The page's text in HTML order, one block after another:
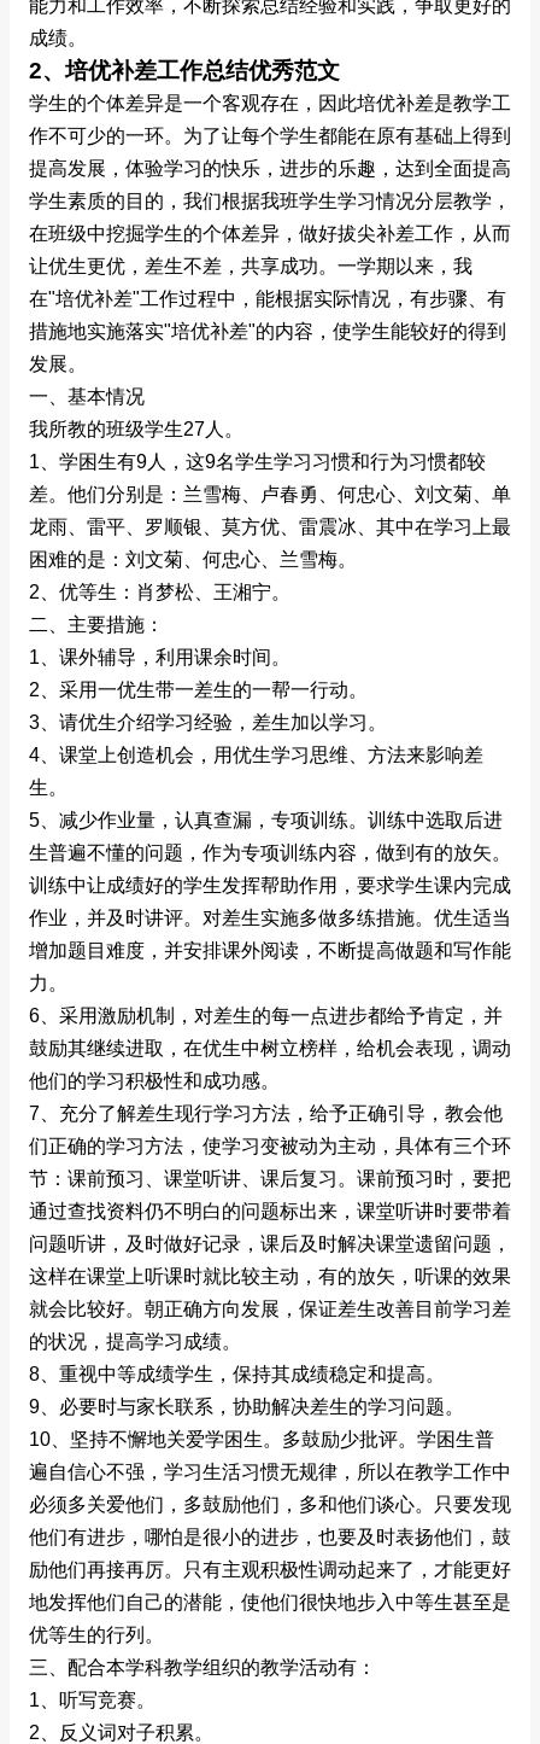
能力和工作效率，不断探索总结经验和实践，争取更好的
成绩。
2、培优补差工作总结优秀范文
学生的个体差异是一个客观存在，因此培优补差是教学工
作不可少的一环。为了让每个学生都能在原有基础上得到
提高发展，体验学习的快乐，进步的乐趣，达到全面提高
学生素质的目的，我们根据我班学生学习情况分层教学，
在班级中挖掘学生的个体差异，做好拔尖补差工作，从而
让优生更优，差生不差，共享成功。一学期以来，我
在"培优补差"工作过程中，能根据实际情况，有步骤、有
措施地实施落实"培优补差"的内容，使学生能较好的得到
发展。
一、基本情况
我所教的班级学生27人。
1、学困生有9人，这9名学生学习习惯和行为习惯都较
差。他们分别是：兰雪梅、卢春勇、何忠心、刘文菊、单
龙雨、雷平、罗顺银、莫方优、雷震冰、其中在学习上最
困难的是：刘文菊、何忠心、兰雪梅。
2、优等生：肖梦松、王湘宁。
二、主要措施：
1、课外辅导，利用课余时间。
2、采用一优生带一差生的一帮一行动。
3、请优生介绍学习经验，差生加以学习。
4、课堂上创造机会，用优生学习思维、方法来影响差
生。
5、减少作业量，认真查漏，专项训练。训练中选取后进
生普遍不懂的问题，作为专项训练内容，做到有的放矢。
训练中让成绩好的学生发挥帮助作用，要求学生课内完成
作业，并及时讲评。对差生实施多做多练措施。优生适当
增加题目难度，并安排课外阅读，不断提高做题和写作能
力。
6、采用激励机制，对差生的每一点进步都给予肯定，并
鼓励其继续进取，在优生中树立榜样，给机会表现，调动
他们的学习积极性和成功感。
7、充分了解差生现行学习方法，给予正确引导，教会他
们正确的学习方法，使学习变被动为主动，具体有三个环
节：课前预习、课堂听讲、课后复习。课前预习时，要把
通过查找资料仍不明白的问题标出来，课堂听讲时要带着
问题听讲，及时做好记录，课后及时解决课堂遗留问题，
这样在课堂上听课时就比较主动，有的放矢，听课的效果
就会比较好。朝正确方向发展，保证差生改善目前学习差
的状况，提高学习成绩。
8、重视中等成绩学生，保持其成绩稳定和提高。
9、必要时与家长联系，协助解决差生的学习问题。
10、坚持不懈地关爱学困生。多鼓励少批评。学困生普
遍自信心不强，学习生活习惯无规律，所以在教学工作中
必须多关爱他们，多鼓励他们，多和他们谈心。只要发现
他们有进步，哪怕是很小的进步，也要及时表扬他们，鼓
励他们再接再厉。只有主观积极性调动起来了，才能更好
地发挥他们自己的潜能，使他们很快地步入中等生甚至是
优等生的行列。
三、配合本学科教学组织的教学活动有：
1、听写竞赛。
2、反义词对子积累。